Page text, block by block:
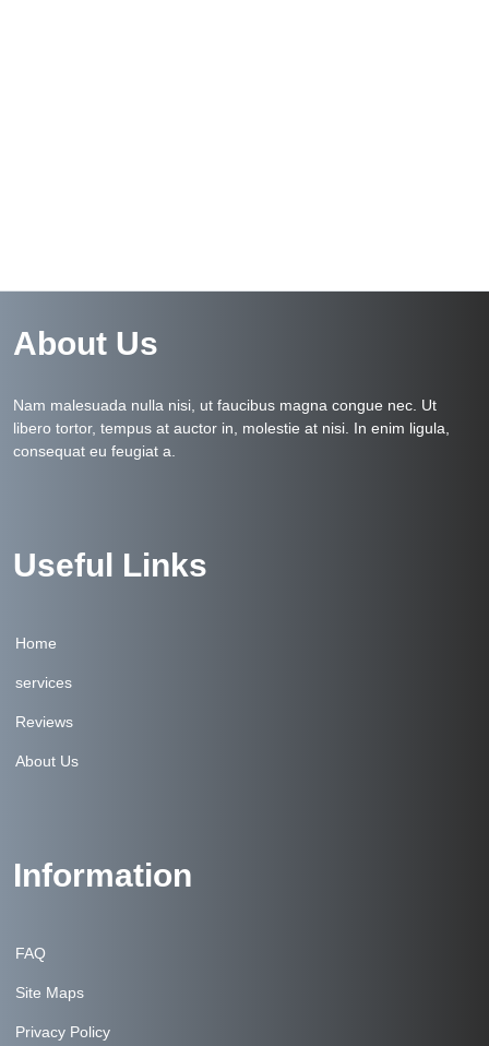
About Us
Nam malesuada nulla nisi, ut faucibus magna congue nec. Ut
libero tortor, tempus at auctor in, molestie at nisi. In enim ligula,
consequat eu feugiat a.
Useful Links
Home
services
Reviews
About Us
Information
FAQ
Site Maps
Privacy Policy